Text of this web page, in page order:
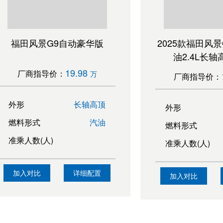
福田风景G9自动豪华版
厂商指导价： 19.98 万
外形
长轴高顶
燃料形式
汽油
准乘人数(人)
加入对比 详细配置
2025款福田风
油2.4L长轴
厂商指导价：
外形
燃料形式
准乘人数(人)
加入对比